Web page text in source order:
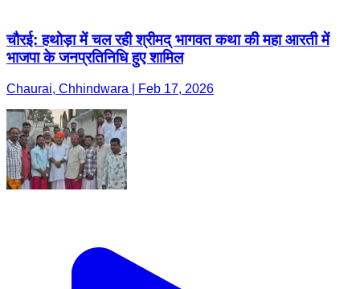
चौरई: हथोड़ा में चल रही श्रीमद् भागवत कथा की महा आरती में
भाजपा के जनप्रतिनिधि हुए शामिल
Chaurai, Chhindwara | Feb 17, 2026